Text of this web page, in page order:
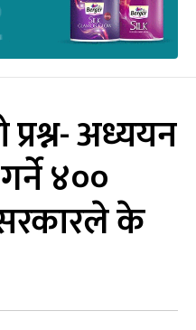
अध्ययन
४००
के